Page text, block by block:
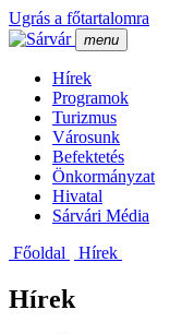
Ugrás a főtartalomra
menu
Hí­rek
Programok
Turizmus
Városunk
Befektetés
Önkormányzat
Hivatal
Sárvári Média
Főoldal
Hí­rek
Hírek